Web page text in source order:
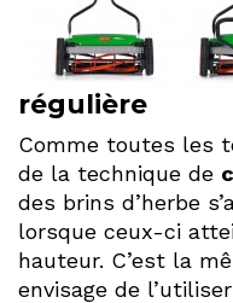
régulière
Comme toutes les
de la technique de
des brins d’herbe
lorsque ceux-ci
hauteur. C’est la
envisage de